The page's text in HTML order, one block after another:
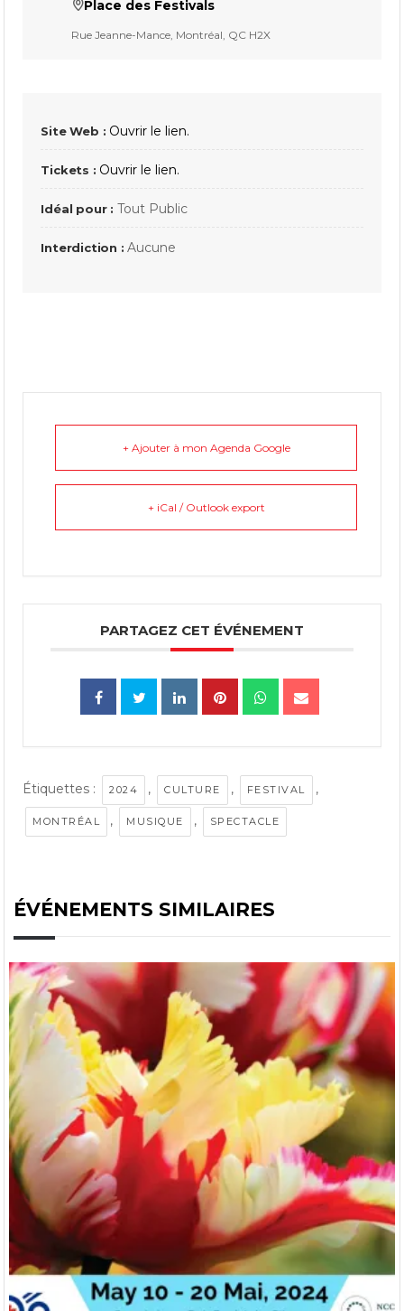
Place des Festivals
Rue Jeanne-Mance, Montréal, QC H2X
Site Web : Ouvrir le lien.
Tickets : Ouvrir le lien.
Idéal pour : Tout Public
Interdiction :Aucune
+ Ajouter à mon Agenda Google
+ iCal / Outlook export
PARTAGEZ CET ÉVÉNEMENT
Étiquettes : 2024 , CULTURE , FESTIVAL ,
MONTRÉAL , MUSIQUE , SPECTACLE
ÉVÉNEMENTS SIMILAIRES